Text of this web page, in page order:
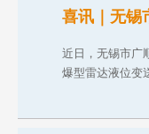
喜讯｜无锡
CNEX 气粉
近日，无锡市广
爆型雷达液位变